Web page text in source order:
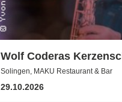
Wolf Coderas
Konzert
Solingen, MAKU Restaurant & Bar
29.10.2026